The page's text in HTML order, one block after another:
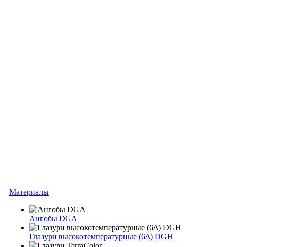
Материалы
Ангобы DGA
Глазури высокотемпературные (6∆) DGH